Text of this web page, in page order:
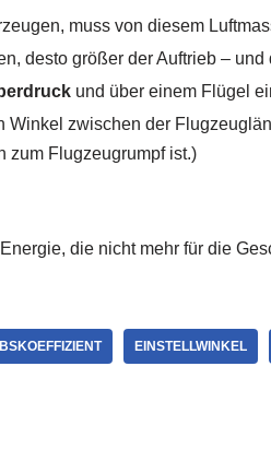
muss von diesem
desto größer der Auftrieb – und
und über einem Flügel
Winkel zwischen der
zum Flugzeugrumpf ist.)
die nicht mehr für die
EINSTELLWINKEL